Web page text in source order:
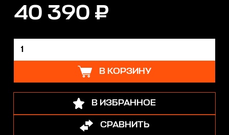
40 390 ₽
В КОРЗИНУ
В ИЗБРАННОЕ
СРАВНИТЬ